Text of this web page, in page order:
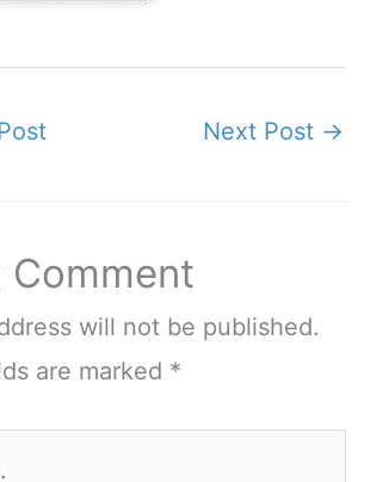
Next Post →
Comment
will not be published.
are marked *